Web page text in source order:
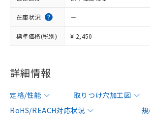
在庫状況 －
標準価格(税別) ¥ 2,450
詳細情報
定格/性能 取りつけ穴加工図
RoHS/REACH対応状況